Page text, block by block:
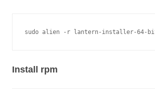
Install rpm